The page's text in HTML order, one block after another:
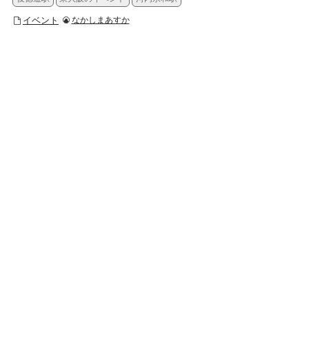
イベント なかしまあすか